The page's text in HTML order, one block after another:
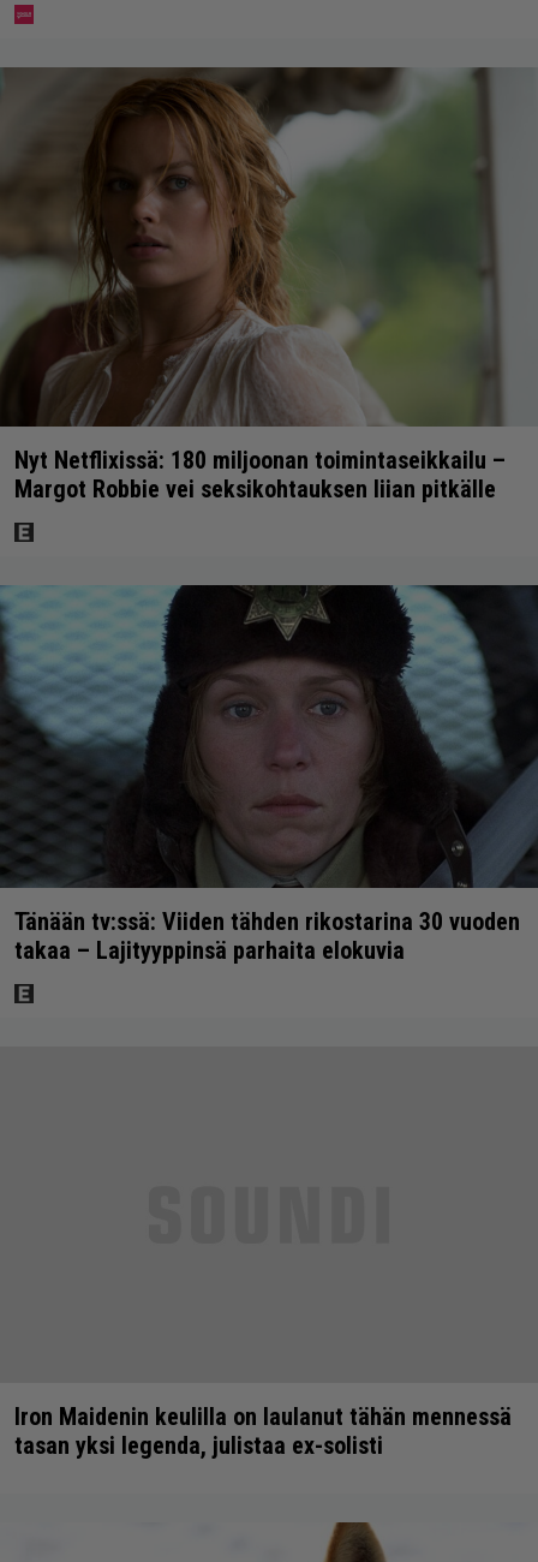
Nyt Netflixissä: 180 miljoonan toimintaseikkailu –
Margot Robbie vei seksikohtauksen liian pitkälle
Tänään tv:ssä: Viiden tähden rikostarina 30 vuoden
takaa – Lajityyppinsä parhaita elokuvia
Iron Maidenin keulilla on laulanut tähän mennessä
tasan yksi legenda, julistaa ex-solisti